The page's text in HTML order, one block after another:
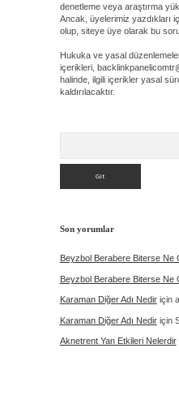
denetleme veya araştırma
Ancak, üyelerimiz yazdıkları
olup, siteye üye olarak bu
Hukuka ve yasal
içerikleri,
halinde, ilgili içerikler yasal
kaldırılacaktır.
Son yorumlar
Beyzbol Berabere Biterse Ne
Beyzbol Berabere Biterse Ne
Karaman Diğer Adı Nediriçin
Karaman Diğer Adı Nediriçin
Aknetrent Yan Etkileri Nelerdir